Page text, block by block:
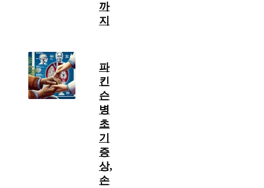
까
지
파
킨
슨
병
초
기
증
상,
손